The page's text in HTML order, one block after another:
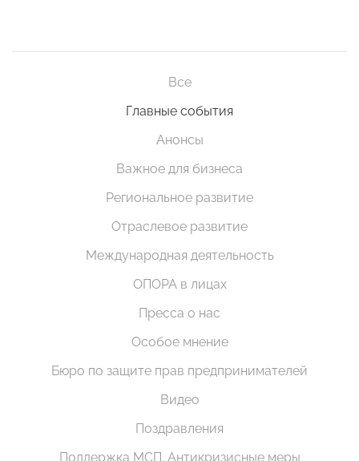
Все
Главные события
Анонсы
Важное для бизнеса
Региональное развитие
Отраслевое развитие
Международная деятельность
ОПОРА в лицах
Пресса о нас
Особое мнение
Бюро по защите прав предпринимателей
Видео
Поздравления
Поддержка МСП. Антикризисные меры